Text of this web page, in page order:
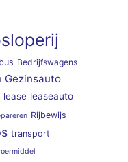
Bedrijfswagens
Gezinsauto
lease leaseauto
Rijbewijs
transport